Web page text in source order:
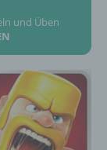
und Üben